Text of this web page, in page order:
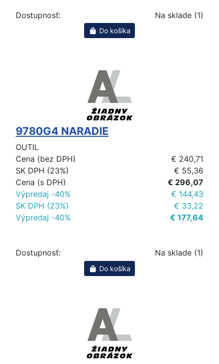
Dostupnosť: Na sklade (1)
Do košíka
9780G4 NARADIE
OUTIL
Cena (bez DPH)
€ 240,71
SK DPH (23%)
€ 55,36
Cena (s DPH)
€ 296,07
Výpredaj -40%
€ 144,43
SK DPH (23%)
€ 33,22
Výpredaj -40%
€ 177,64
Dostupnosť: Na sklade (1)
Do košíka